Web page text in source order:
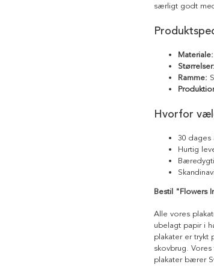
særligt godt
Materiale:
Størrelser:
Ramme:
Hvorfor
30 dages
Hurtig
Bestil "Flowers
Alle vores
ubelagt papir i
plakater er trykt
skovbrug.
plakater bærer